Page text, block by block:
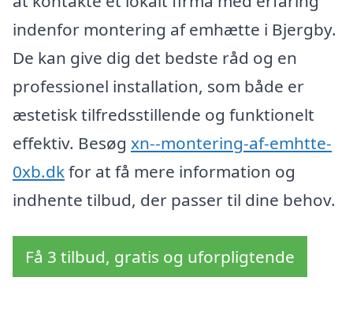
indenfor montering af emhætte i Bjergby.
De kan give dig det bedste råd og en
professionel installation, som både er
æstetisk tilfredsstillende og funktionelt
effektiv. Besøg xn--montering-af-emhtte-
0xb.dkfor at få mere information og
indhente tilbud, der passer til dine behov.
Få 3 tilbud, gratis og uforpligtende